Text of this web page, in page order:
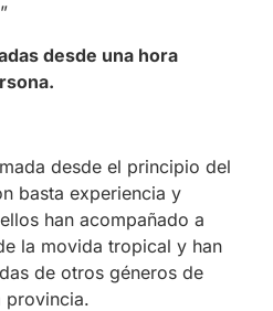
desde una hora
desde el principio del
basta experiencia y
han acompañado a
la movida tropical y han
de otros géneros de
provincia.